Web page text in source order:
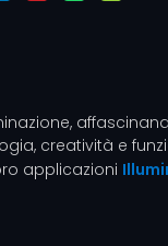
creatività e
applicazioni